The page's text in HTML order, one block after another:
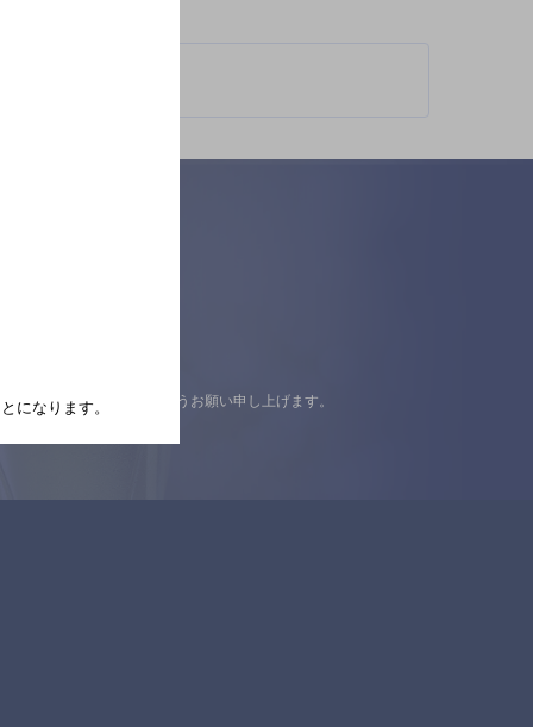
上ご来店くださいますようお願い申し上げます。
になります。